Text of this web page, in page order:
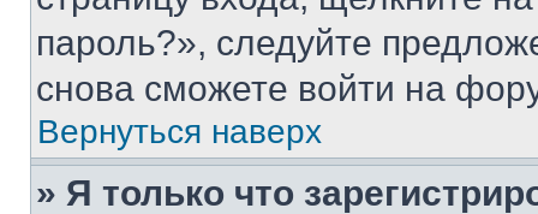
пароль?», следуйте
снова сможете войти на
Вернуться наверх
» Я только что